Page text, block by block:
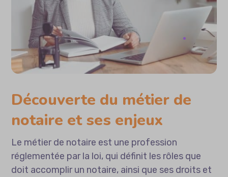
Découverte du métier de
notaire et ses enjeux
Le métier de notaire est une profession
réglementée par la loi, qui définit les rôles que
doit accomplir un notaire, ainsi que ses droits et